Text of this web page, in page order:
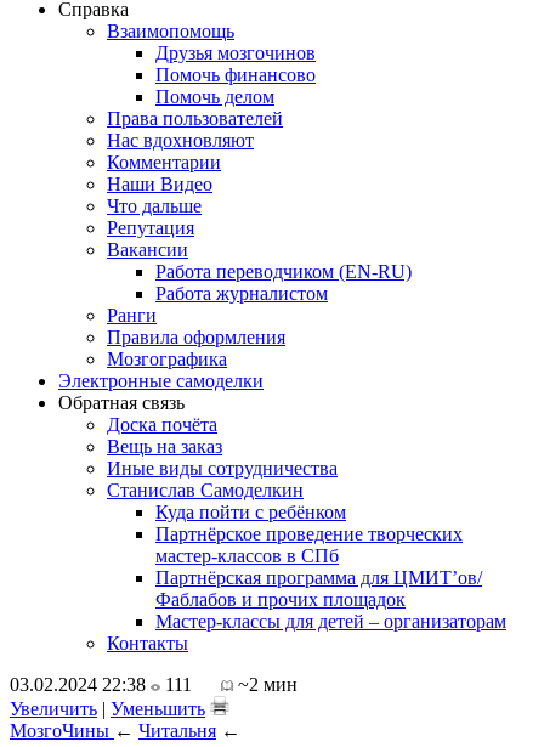
Справка
Взаимопомощь
Друзья мозгочинов
Помочь финансово
Помочь делом
Права пользователей
Нас вдохновляют
Комментарии
Наши Видео
Что дальше
Репутация
Вакансии
Работа переводчиком (EN-RU)
Работа журналистом
Ранги
Правила оформления
Мозгографика
Электронные самоделки
Обратная связь
Доска почёта
Вещь на заказ
Иные виды сотрудничества
Станислав Самоделкин
Куда пойти с ребёнком
Партнёрское проведение творческих
мастер-классов в СПб
Партнёрская программа для ЦМИТ’ов/
Фаблабов и прочих площадок
Мастер-классы для детей – организаторам
Контакты
03.02.2024 22:38
111
~2 мин
Увеличить | Уменьшить
МозгоЧины ← Читальня ←